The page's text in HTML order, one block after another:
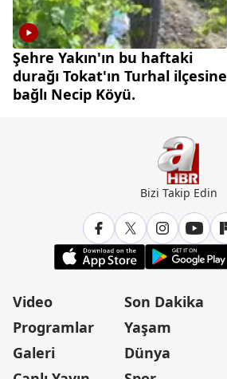
Şehre Yakın'ın bu haftaki
durağı Tokat'ın Turhal ilçesine
bağlı Necip Köyü.
Bizi Takip Edin
Video
Programlar
Galeri
Son Dakika
Yaşam
Dünya